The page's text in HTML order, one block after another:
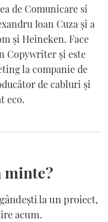
de Comunicare si
Ioan Cuza și a
și Heineken. Face
Copywriter și este
la companie de
de cabluri și
eco.
minte?
la un proiect,
acum.